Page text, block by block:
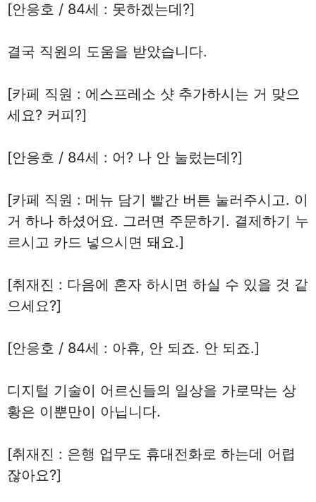
[안응호 / 84세 : 못하겠는데?]
결국 직원의 도움을 받았습니다.
[카페 직원 : 에스프레소 샷 추가하시는 거 맞으
세요? 커피?]
[안응호 / 84세 : 어? 나 안 눌렀는데?]
[카페 직원 : 메뉴 담기 빨간 버튼 눌러주시고. 이
거 하나 하셨어요. 그러면 주문하기. 결제하기 누
르시고 카드 넣으시면 돼요.]
[취재진 : 다음에 혼자 하시면 하실 수 있을 것 같
으세요?]
[안응호 / 84세 : 아휴, 안 되죠. 안 되죠.]
디지털 기술이 어르신들의 일상을 가로막는 상
황은 이뿐만이 아닙니다.
[취재진 : 은행 업무도 휴대전화로 하는데 어렵
잖아요?]